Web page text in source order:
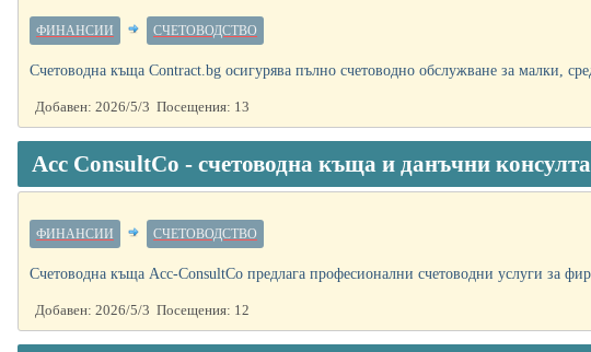
ФИНАНСИИ СЧЕТОВОДСТВО
Счетоводна къща Contract.bg осигурява пълно счетоводно обслужване за малки,
Добавен: 2026/5/3 Посещения: 13
Acc ConsultCo - счетоводна къща и данъчни
ФИНАНСИИ СЧЕТОВОДСТВО
Счетоводна къща Acc-ConsultCo предлага професионални счетоводни услуги за
Добавен: 2026/5/3 Посещения: 12